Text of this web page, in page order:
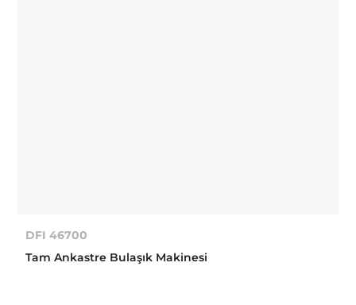
DFI 46700
Tam Ankastre Bulaşık Makinesi